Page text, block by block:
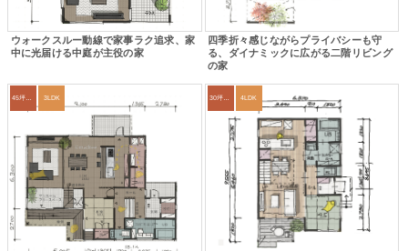
ウォークスルー動線で家事ラク追求、家
中に光届ける中庭が主役の家
四季折々感じながらプライバシーも守
る、ダイナミックに広がる二階リビング
の家
45坪～49坪 3LDK 30坪～33坪 4LDK